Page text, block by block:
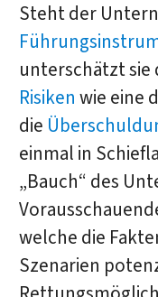
Steht der
unterschätzt sie
Risiken wie eine
die
einmal in
„Bauch“ des
welche die
Szenarien